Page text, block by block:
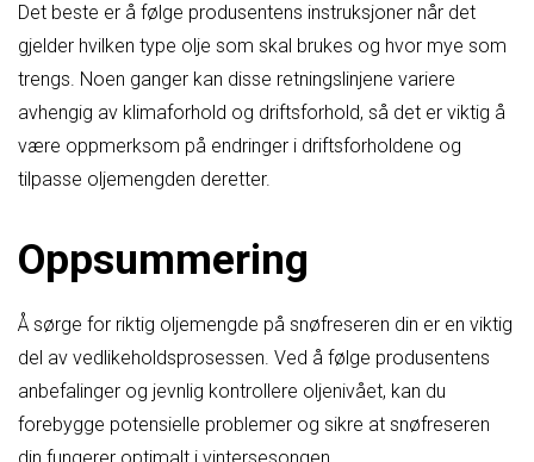
Det beste er å følge produsentens instruksjoner når det
gjelder hvilken type olje som skal brukes og hvor mye som
trengs. Noen ganger kan disse retningslinjene variere
avhengig av klimaforhold og driftsforhold, så det er viktig å
være oppmerksom på endringer i driftsforholdene og
tilpasse oljemengden deretter.
Oppsummering
Å sørge for riktig oljemengde på snøfreseren din er en viktig
del av vedlikeholdsprosessen. Ved å følge produsentens
anbefalinger og jevnlig kontrollere oljenivået, kan du
forebygge potensielle problemer og sikre at snøfreseren